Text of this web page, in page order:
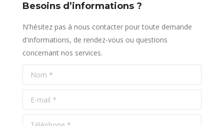
Besoins d’informations ?
N'hésitez pas à nous contacter pour toute demande
d'informations, de rendez-vous ou questions
concernant nos services.
Nom *
E-mail *
Téléphone *